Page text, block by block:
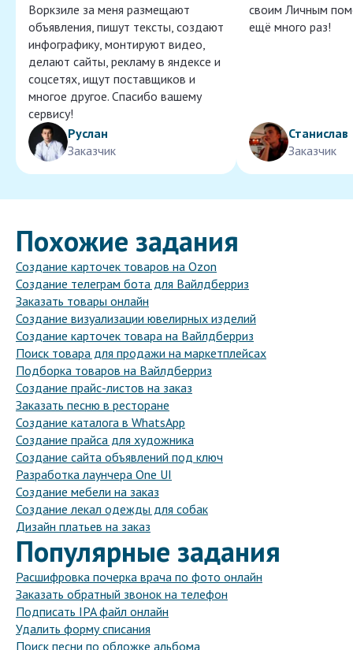
Воркзиле за меня размещают
объявления, пишут тексты, создают
инфографику, монтируют видео,
делают сайты, рекламу в яндексе и
соцсетях, ищут поставщиков и
многое другое. Спасибо вашему
сервису!
Руслан
Заказчик
своим Личным
ещё много раз!
Станислав
Заказчик
Похожие задания
Создание карточек товаров на Ozon
Создание телеграм бота для Вайлдберриз
Заказать товары онлайн
Создание визуализации ювелирных изделий
Создание карточек товара на Вайлдберриз
Поиск товара для продажи на маркетплейсах
Подборка товаров на Вайлдберриз
Создание прайс-листов на заказ
Заказать песню в ресторане
Создание каталога в WhatsApp
Создание прайса для художника
Создание сайта объявлений под ключ
Разработка лаунчера One UI
Создание мебели на заказ
Создание лекал одежды для собак
Дизайн платьев на заказ
Популярные задания
Расшифровка почерка врача по фото онлайн
Заказать обратный звонок на телефон
Подписать IPA файл онлайн
Удалить форму списания
Поиск песни по обложке альбома